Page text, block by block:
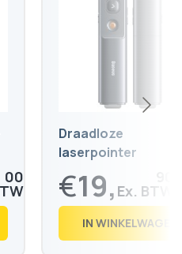
00
Draadloze
laserpointer
€19,
€ 24,
IN WINKELWAGEN